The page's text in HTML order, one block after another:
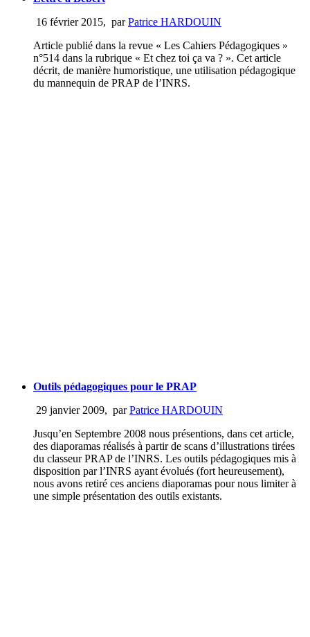
16 février 2015, parPatrice HARDOUIN
Article publié dans la revue « Les Cahiers Pédagogiques »
n°514 dans la rubrique « Et chez toi ça va ? ». Cet article
décrit, de manière humoristique, une utilisation pédagogique
du mannequin de PRAP de l’INRS.
Outils pédagogiques pour le PRAP
29 janvier 2009, parPatrice HARDOUIN
Jusqu’en Septembre 2008 nous présentions, dans cet article,
des diaporamas réalisés à partir de scans d’illustrations tirées
du classeur PRAP de l’INRS. Les outils pédagogiques mis à
disposition par l’INRS ayant évolués (fort heureusement),
nous avons retiré ces anciens diaporamas pour nous limiter à
une simple présentation des outils existants.